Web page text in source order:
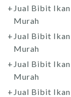
Jual Bibit
Murah
Jual Bibit
Murah
Jual Bibit
Murah
Jual Bibit